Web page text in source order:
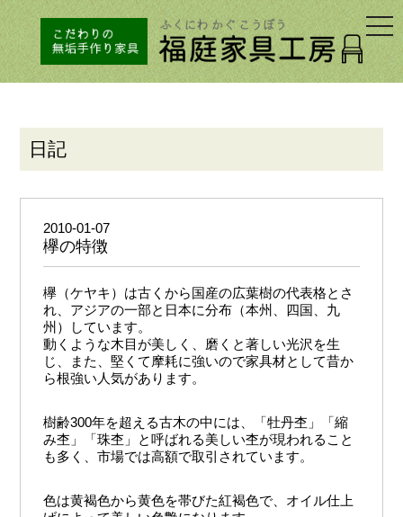
日記
2010-01-07
欅の特徴
欅（ケヤキ）は古くから国産の広葉樹の代表格とさ
れ、アジアの一部と日本に分布（本州、四国、九
州）しています。
動くような木目が美しく、磨くと著しい光沢を生
じ、また、堅くて摩耗に強いので家具材として昔か
ら根強い人気があります。
樹齢300年を超える古木の中には、「牡丹杢」「縮
み杢」「珠杢」と呼ばれる美しい杢が現われること
も多く、市場では高額で取引されています。
色は黄褐色から黄色を帯びた紅褐色で、オイル仕上